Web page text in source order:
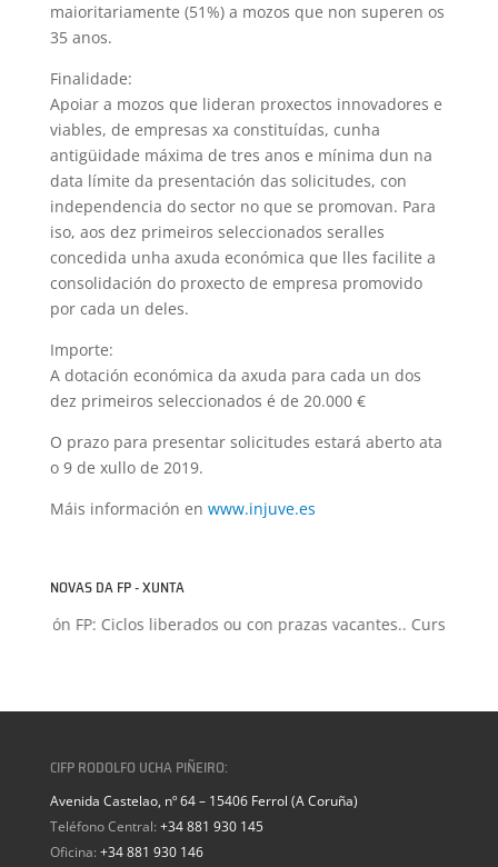
maioritariamente (51%) a mozos que non superen os
35 anos.
Finalidade:
Apoiar a mozos que lideran proxectos innovadores e
viables, de empresas xa constituídas, cunha
antigüidade máxima de tres anos e mínima dun na
data límite da presentación das solicitudes, con
independencia do sector no que se promovan. Para
iso, aos dez primeiros seleccionados seralles
concedida unha axuda económica que lles facilite a
consolidación do proxecto de empresa promovido
por cada un deles.
Importe:
A dotación económica da axuda para cada un dos
dez primeiros seleccionados é de 20.000 €
O prazo para presentar solicitudes estará aberto ata
o 9 de xullo de 2019.
Máis información en www.injuve.es
NOVAS DA FP - XUNTA
FP: Ciclos liberados ou con prazas vacantes.. Curso 2026-
CIFP RODOLFO UCHA PIÑEIRO:
Avenida Castelao, nº 64 – 15406 Ferrol (A Coruña)
Teléfono Central: +34 881 930 145
Oficina: +34 881 930 146